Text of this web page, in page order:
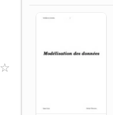
☆
★